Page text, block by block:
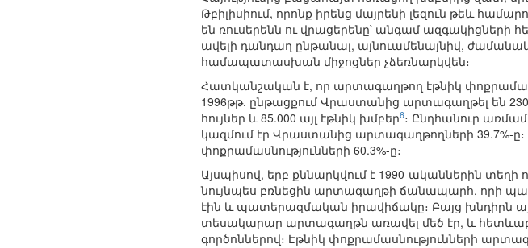
Թբիլիսիում, որոնք իրենց մայրենի լեզուն թեև
են ռուսերենն ու վրացերենը՝ անգամ ազգակիցների
ավելի դանդաղ ընթանալ, այնուամենայնիվ,
համապատասխան միջոցներ չձեռնարկվեն։
Հատկանշական է, որ արտագաղթող էթնիկ
1996թթ. ընթացքում Վրաստանից արտագաղթել են
հույներ և 85.000 այլ էթնիկ խմբեր6։ Ընդհանուր
կազմում էր Վրաստանից արտագաղթողների 39.7%-
փոքրամասնությունների 60.3%-ը։
Այսպիսով, երբ քննարկվում է 1990-ականներին
նույնպես բռնեցին արտագաղթի ճանապարհ, որի
էին և պատերազմական իրավիճակը։ Բայց խնդիրն
տեսակարար արտագաղթն առավել մեծ էր, և
գործոններով։ Էթնիկ փոքրամասնությունների